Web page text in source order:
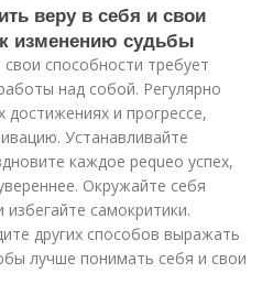
веру в себя и свои
изменению судьбы
способности требует
над собой. Регулярно
и прогрессе,
Устанавливайте
каждое pequeo успех,
Окружайте себя
самокритики.
других способов выражать
лучше понимать себя и свои